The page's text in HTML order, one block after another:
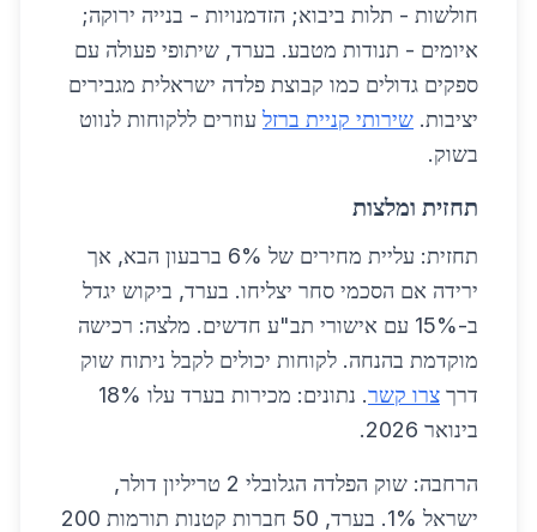
חולשות - תלות ביבוא; הזדמנויות - בנייה ירוקה;
איומים - תנודות מטבע. בערד, שיתופי פעולה עם
ספקים גדולים כמו קבוצת פלדה ישראלית מגבירים
יציבות. שירותי קניית ברזל עוזרים ללקוחות לנווט
בשוק.
תחזית ומלצות
תחזית: עליית מחירים של 6% ברבעון הבא, אך
ירידה אם הסכמי סחר יצליחו. בערד, ביקוש יגדל
ב-15% עם אישורי תב"ע חדשים. מלצה: רכישה
מוקדמת בהנחה. לקוחות יכולים לקבל ניתוח שוק
דרך צרו קשר
. נתונים: מכירות בערד עלו 18%
בינואר 2026.
הרחבה: שוק הפלדה הגלובלי 2 טריליון דולר,
ישראל 1%. בערד, 50 חברות קטנות תורמות 200